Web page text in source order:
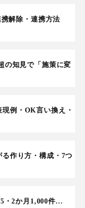
解除・連携方法
の知見で「施策に変
例・OK言い換え・
作り方・構成・7つ
・2か月1,000件...